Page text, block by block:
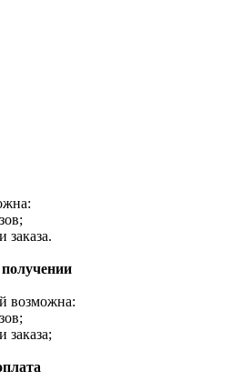
заказа.
возможна:
заказа;